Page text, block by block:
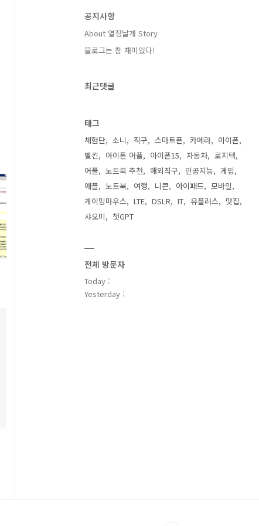
공지사항
About 열정날개 Story
블로그는 참 재미있다!
최근댓글
태그
체험단 소니 직구 스마트폰 카메라
아이폰
벨킨
아이폰 어플 아이폰15 자동차
로지텍
어플
노트북 추천 해외직구 인공지능
게임
애플
노트북 여행 니콘 아이패드
모바일
게이밍마우스
LTE DSLR IT 유플러스
맛집
샤오미
챗GPT
전체 방문자
Today :
Yesterday :